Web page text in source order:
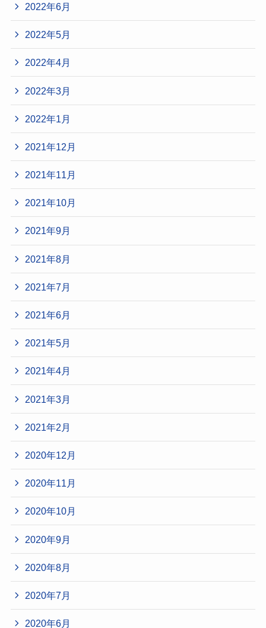
2022年6月
2022年5月
2022年4月
2022年3月
2022年1月
2021年12月
2021年11月
2021年10月
2021年9月
2021年8月
2021年7月
2021年6月
2021年5月
2021年4月
2021年3月
2021年2月
2020年12月
2020年11月
2020年10月
2020年9月
2020年8月
2020年7月
2020年6月